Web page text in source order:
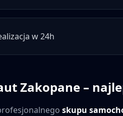
w 24h
Zakopane –
skupu